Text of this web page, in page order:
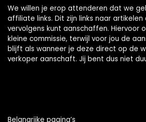
We willen je erop attenderen dat we
affiliate links. Dit zijn links naar
vervolgens kunt aanschaffen. Hiervoor
kleine commissie, terwijl voor jou de
blijft als wanneer je deze direct op de
verkoper aanschaft. Jij bent dus niet
Belangrijke pagina’s